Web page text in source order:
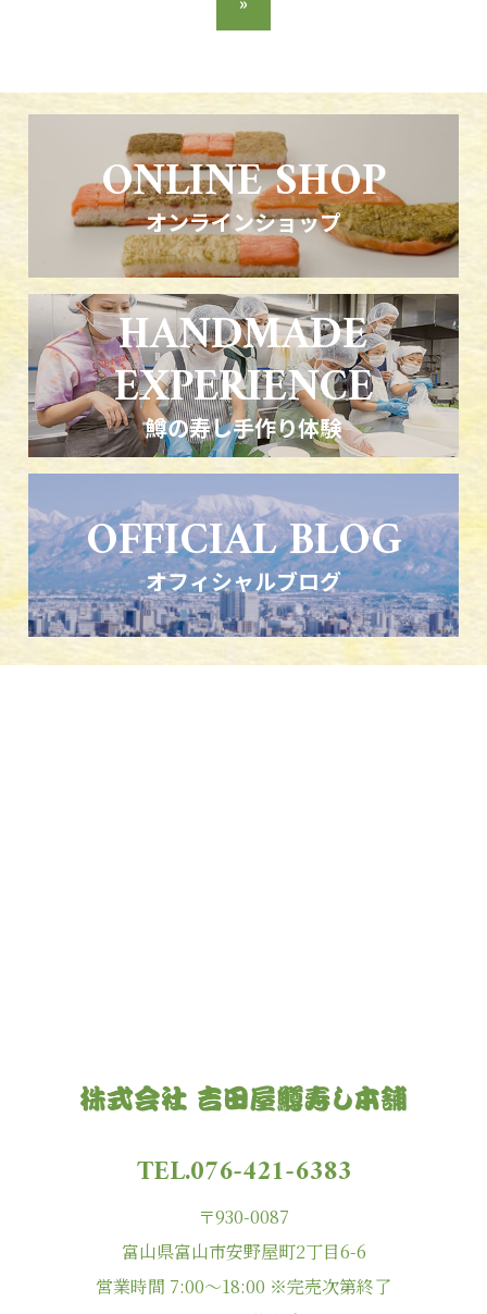
ONLINE SHOP
オンラインショップ
HANDMADE
EXPERIENCE
鱒の寿し手作り体験
OFFICIAL BLOG
オフィシャルブログ
TEL.076-421-6383
〒930-0087
富山県富山市安野屋町2丁目6-6
営業時間 7:00〜18:00 ※完売次第終了